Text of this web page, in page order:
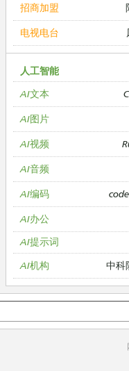
招商加盟
电视电台
人工智能
AI文本
AI图片
AI视频
AI音频
AI编码
AI办公
AI提示词
AI机构
中科